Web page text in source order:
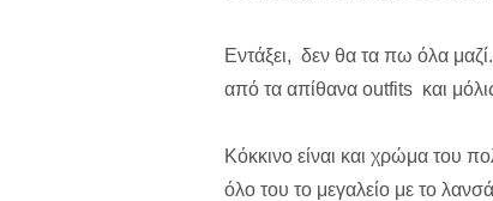
Εντάξει, δεν θα τα πω όλα
από τα απίθανα outfits και
Κόκκινο είναι και χρώμα του
όλο του το μεγαλείο με το